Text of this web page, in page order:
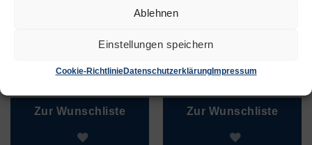
Ablehnen
Einstellungen speichern
Cookie-RichtlinieDatenschutzerklärungImpressum
925 Silber
€1,30
Zur Wunschliste
€0,20–€2,75
Zur Wunschliste